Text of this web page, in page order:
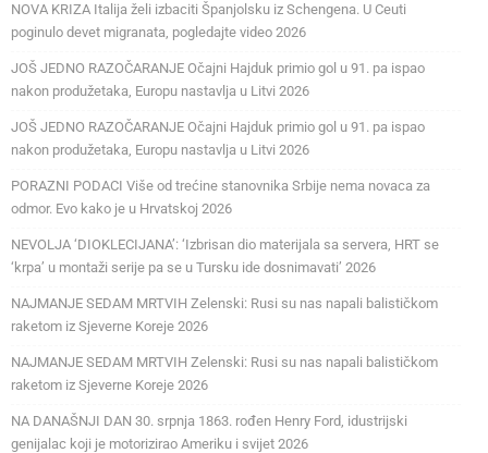
NOVA KRIZA Italija želi izbaciti Španjolsku iz Schengena. U Ceuti
poginulo devet migranata, pogledajte video 2026
JOŠ JEDNO RAZOČARANJE Očajni Hajduk primio gol u 91. pa ispao
nakon produžetaka, Europu nastavlja u Litvi 2026
JOŠ JEDNO RAZOČARANJE Očajni Hajduk primio gol u 91. pa ispao
nakon produžetaka, Europu nastavlja u Litvi 2026
PORAZNI PODACI Više od trećine stanovnika Srbije nema novaca za
odmor. Evo kako je u Hrvatskoj 2026
NEVOLJA ‘DIOKLECIJANA’: ‘Izbrisan dio materijala sa servera, HRT se
‘krpa’ u montaži serije pa se u Tursku ide dosnimavati’ 2026
NAJMANJE SEDAM MRTVIH Zelenski: Rusi su nas napali balističkom
raketom iz Sjeverne Koreje 2026
NAJMANJE SEDAM MRTVIH Zelenski: Rusi su nas napali balističkom
raketom iz Sjeverne Koreje 2026
NA DANAŠNJI DAN 30. srpnja 1863. rođen Henry Ford, idustrijski
genijalac koji je motorizirao Ameriku i svijet 2026